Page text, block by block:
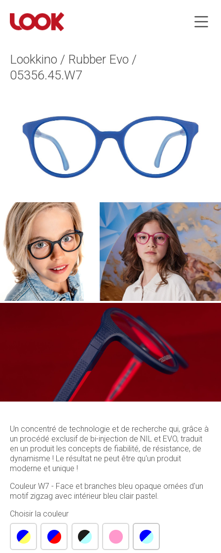
Lookkino / Rubber Evo /
05356.45.W7
Un concentré de technologie et de recherche qui, grâce à
un procédé exclusif de bi-injection de NIL et EVO, traduit
en un produit les concepts de fiabilité, de résistance, de
dynamisme ! Le résultat ne peut être qu'un produit
moderne et unique !
Couleur W7 - Face et branches bleu opaque ornées d'un
motif zigzag avec intérieur bleu clair pastel.
Choisir la couleur